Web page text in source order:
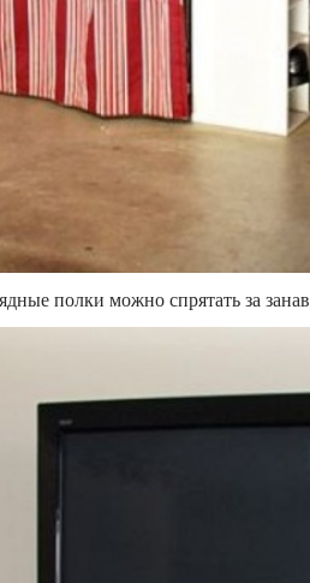
полки можно спрятать за